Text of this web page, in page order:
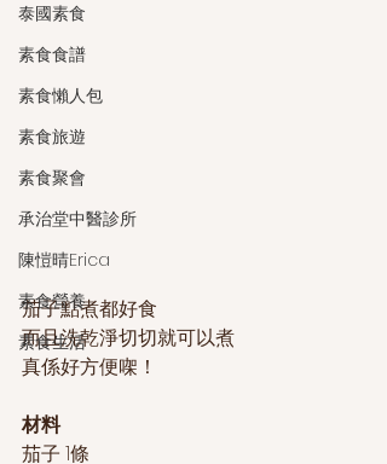
泰國素食
素食食譜
素食懶人包
素食旅遊
素食聚會
承治堂中醫診所
陳愷晴Erica
素食營養
素食生活
茄子點煮都好食
而且洗乾淨切切就可以煮
真係好方便㗎！
材料
茄子 1條